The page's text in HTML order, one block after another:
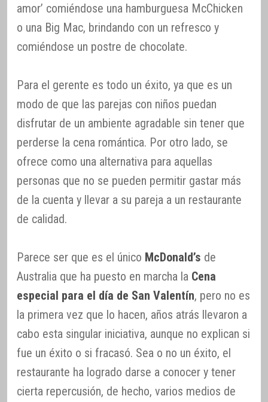
amor’ comiéndose una hamburguesa McChicken
o una Big Mac, brindando con un refresco y
comiéndose un postre de chocolate.
Para el gerente es todo un éxito, ya que es un
modo de que las parejas con niños puedan
disfrutar de un ambiente agradable sin tener que
perderse la cena romántica. Por otro lado, se
ofrece como una alternativa para aquellas
personas que no se pueden permitir gastar más
de la cuenta y llevar a su pareja a un restaurante
de calidad.
Parece ser que es el único McDonald’s de
Australia que ha puesto en marcha la Cena
especial para el día de San Valentín, pero no es
la primera vez que lo hacen, años atrás llevaron a
cabo esta singular iniciativa, aunque no explican si
fue un éxito o si fracasó. Sea o no un éxito, el
restaurante ha logrado darse a conocer y tener
cierta repercusión, de hecho, varios medios de